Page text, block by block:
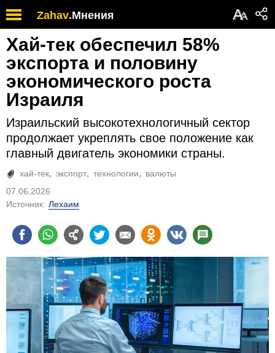
Zahav.Мнения АА
Хай-тек обеспечил 58%
экспорта и половину
экономического роста
Израиля
Израильский высокотехнологичный сектор
продолжает укреплять свое положение как
главный двигатель экономики страны.
хай-тек экспорт технологии
валюты
07.06.2026
Источник: Лехаим